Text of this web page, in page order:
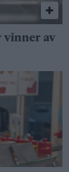
vinner av